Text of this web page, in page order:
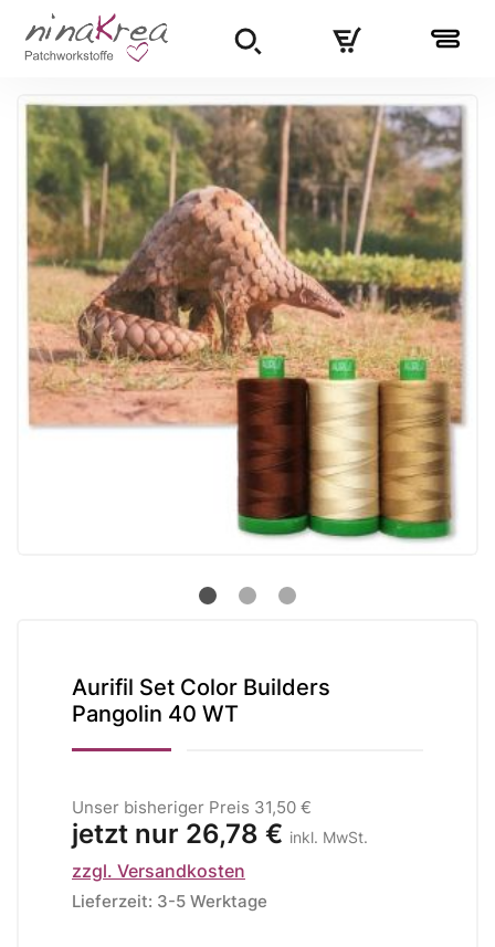
Aurifil Set Color Builders
Pangolin 40 WT
Unser bisheriger Preis 31,50 €
jetzt nur 26,78 € inkl. MwSt.
zzgl. Versandkosten
Lieferzeit: 3-5 Werktage